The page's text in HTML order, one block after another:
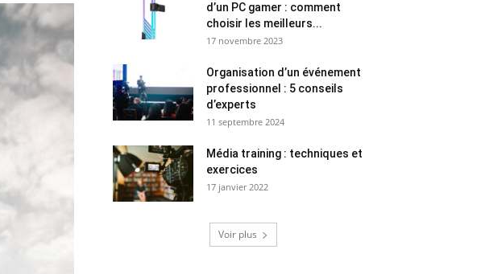
d’un PC gamer : comment
choisir les meilleurs...
17 novembre 2023
Organisation d’un événement
professionnel : 5 conseils
d’experts
11 septembre 2024
Média training : techniques et
exercices
17 janvier 2022
Voir plus